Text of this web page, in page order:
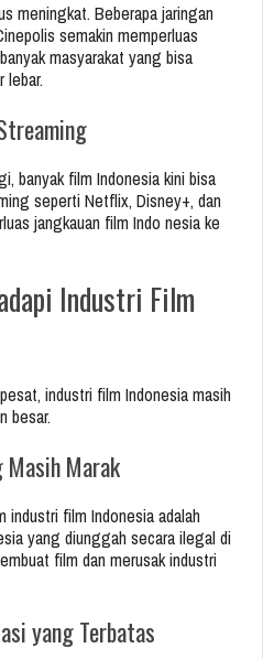
meningkat. Beberapa jaringan
semakin memperluas
masyarakat yang bisa
lebar.
banyak film Indonesia kini bisa
seperti Netflix, Disney+, dan
jangkauan film Indo nesia ke
Industri Film
industri film Indonesia masih
besar.
Masih Marak
industri film Indonesia adalah
yang diunggah secara ilegal di
film dan merusak industri
yang Terbatas